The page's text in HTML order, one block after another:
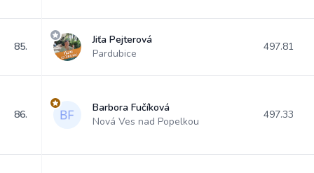
85.
Jiťa Pejterová
Pardubice
497.81
86.
Barbora Fučíková
Nová Ves nad Popelkou
497.33